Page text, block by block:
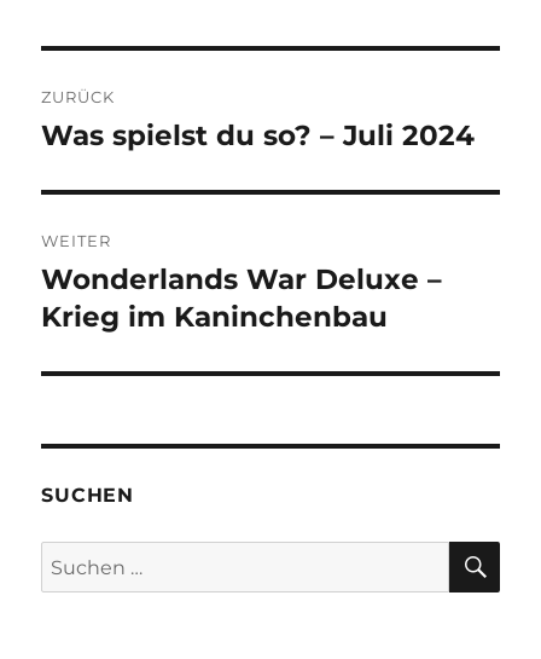
ZURÜCK
Vorheriger
Was spielst du so? – Juli 2024
WEITER
Nächster
Beitrag:
Wonderlands War Deluxe –
Krieg im Kaninchenbau
SUCHEN
Suchen
nach: